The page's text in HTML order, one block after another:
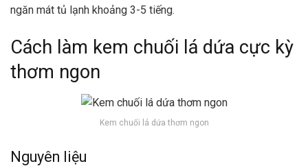
ngăn mát tủ lạnh khoảng 3-5 tiếng.
Cách làm kem chuối lá dứa cực kỳ
thơm ngon
Kem chuối lá dứa thơm ngon
Nguyên liệu